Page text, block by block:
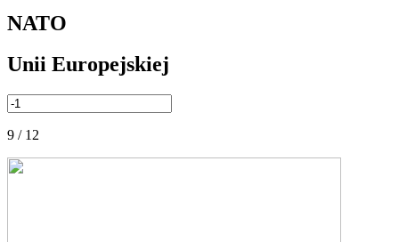
NATO
Unii Europejskiej
9 / 12